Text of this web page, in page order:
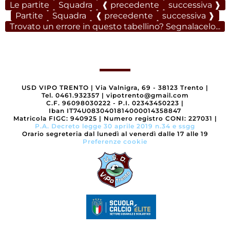
Le partite Squadra ❰ precedente
successiva ❱
Partite
Squadra ❰ precedente
successiva ❱
Trovato un errore in questo tabellino? Segnalacelo...
USD VIPO TRENTO | Via Valnigra, 69 - 38123 Trento |
Tel. 0461.932357 | vipotrento@gmail.com
C.F. 96098030222 - P.I. 02343450223 |
Iban IT74U0830401814000014358847
Matricola FIGC: 940925 | Numero registro CONI: 227031 |
P.A. Decreto legge 30 aprile 2019 n.34 e ssgg
Orario segreteria dal lunedì al venerdì dalle 17 alle 19
Preferenze cookie